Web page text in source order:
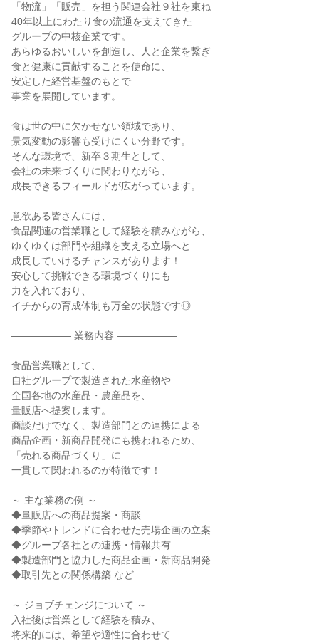
「物流」「販売」を担う関連会社９社を束ね
40年以上にわたり食の流通を支えてきた
グループの中核企業です。
あらゆるおいしいを創造し、人と企業を繋ぎ
食と健康に貢献することを使命に、
安定した経営基盤のもとで
事業を展開しています。
食は世の中に欠かせない領域であり、
景気変動の影響も受けにくい分野です。
そんな環境で、新卒３期生として、
会社の未来づくりに関わりながら、
成長できるフィールドが広がっています。
意欲ある皆さんには、
食品関連の営業職として経験を積みながら、
ゆくゆくは部門や組織を支える立場へと
成長していけるチャンスがあります！
安心して挑戦できる環境づくりにも
力を入れており、
イチからの育成体制も万全の状態です◎
―――――― 業務内容 ――――――
食品営業職として、
自社グループで製造された水産物や
全国各地の水産品・農産品を、
量販店へ提案します。
商談だけでなく、製造部門との連携による
商品企画・新商品開発にも携われるため、
「売れる商品づくり」に
一貫して関われるのが特徴です！
～ 主な業務の例 ～
◆量販店への商品提案・商談
◆季節やトレンドに合わせた売場企画の立案
◆グループ各社との連携・情報共有
◆製造部門と協力した商品企画・新商品開発
◆取引先との関係構築 など
～ ジョブチェンジについて ～
入社後は営業として経験を積み、
将来的には、希望や適性に合わせて